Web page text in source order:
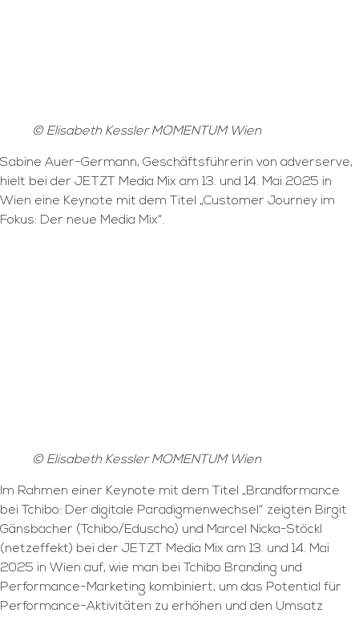
© Elisabeth Kessler MOMENTUM Wien
Sabine Auer-Germann, Geschäftsführerin von adverserve,
hielt bei der JETZT Media Mix am 13. und 14. Mai 2025 in
Wien eine Keynote mit dem Titel „Customer Journey im
Fokus: Der neue Media Mix“.
© Elisabeth Kessler MOMENTUM Wien
Im Rahmen einer Keynote mit dem Titel „Brandformance
bei Tchibo: Der digitale Paradigmenwechsel“ zeigten Birgit
Gänsbacher (Tchibo/Eduscho) und Marcel Nicka-Stöckl
(netzeffekt) bei der JETZT Media Mix am 13. und 14. Mai
2025 in Wien auf, wie man bei Tchibo Branding und
Performance-Marketing kombiniert, um das Potential für
Performance-Aktivitäten zu erhöhen und den Umsatz